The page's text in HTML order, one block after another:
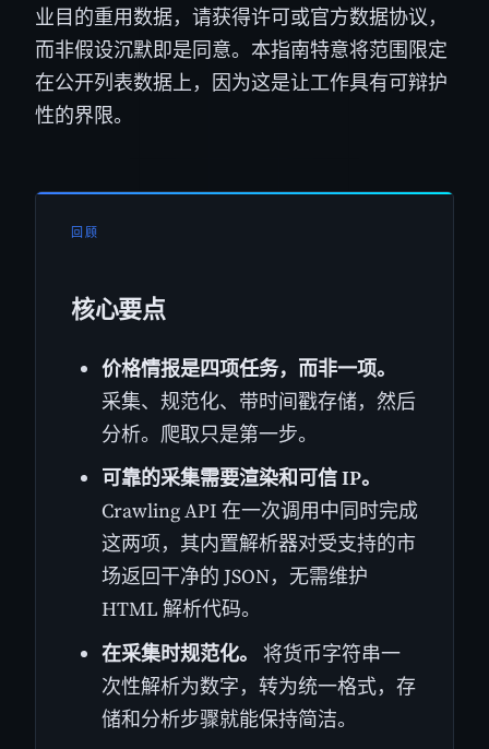
业目的重用数据，请获得许可或官方数据协议，
而非假设沉默即是同意。本指南特意将范围限定
在公开列表数据上，因为这是让工作具有可辩护
性的界限。
回顾
核心要点
价格情报是四项任务，而非一项。
采集、规范化、带时间戳存储，然后
分析。爬取只是第一步。
可靠的采集需要渲染和可信 IP。
Crawling API 在一次调用中同时完成
这两项，其内置解析器对受支持的市
场返回干净的 JSON，无需维护
HTML 解析代码。
在采集时规范化。 将货币字符串一
次性解析为数字，转为统一格式，存
储和分析步骤就能保持简洁。